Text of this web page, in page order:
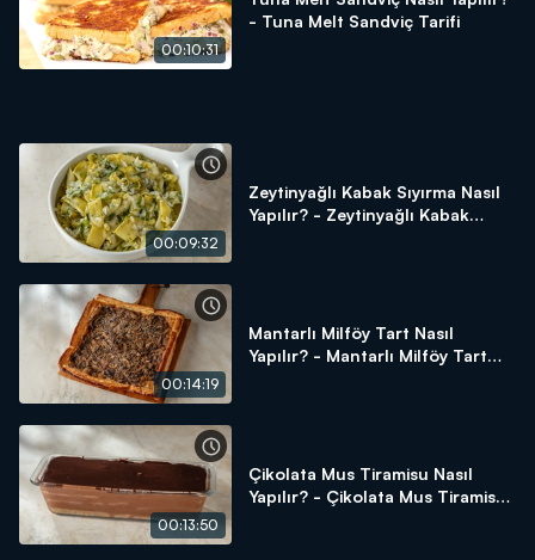
00:10:31
- Tuna Melt Sandviç Tarifi
00:09:32
Zeytinyağlı Kabak Sıyırma Nasıl
Yapılır? - Zeytinyağlı Kabak
00:14:19
Mantarlı Milföy Tart Nasıl
Yapılır? - Mantarlı Milföy Tart
00:13:50
Çikolata Mus Tiramisu Nasıl
Yapılır? - Çikolata Mus Tiramisu